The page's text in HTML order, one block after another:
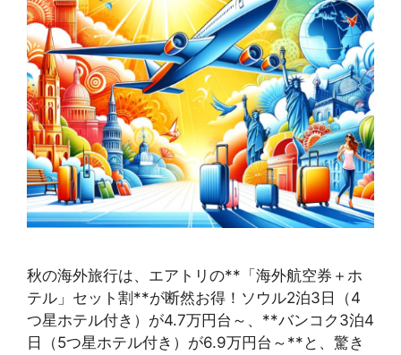
秋の海外旅行は、エアトリの**「海外航空券＋ホ
テル」セット割**が断然お得！ソウル2泊3日（4
つ星ホテル付き）が4.7万円台～、**バンコク3泊4
日（5つ星ホテル付き）が6.9万円台～**と、驚き